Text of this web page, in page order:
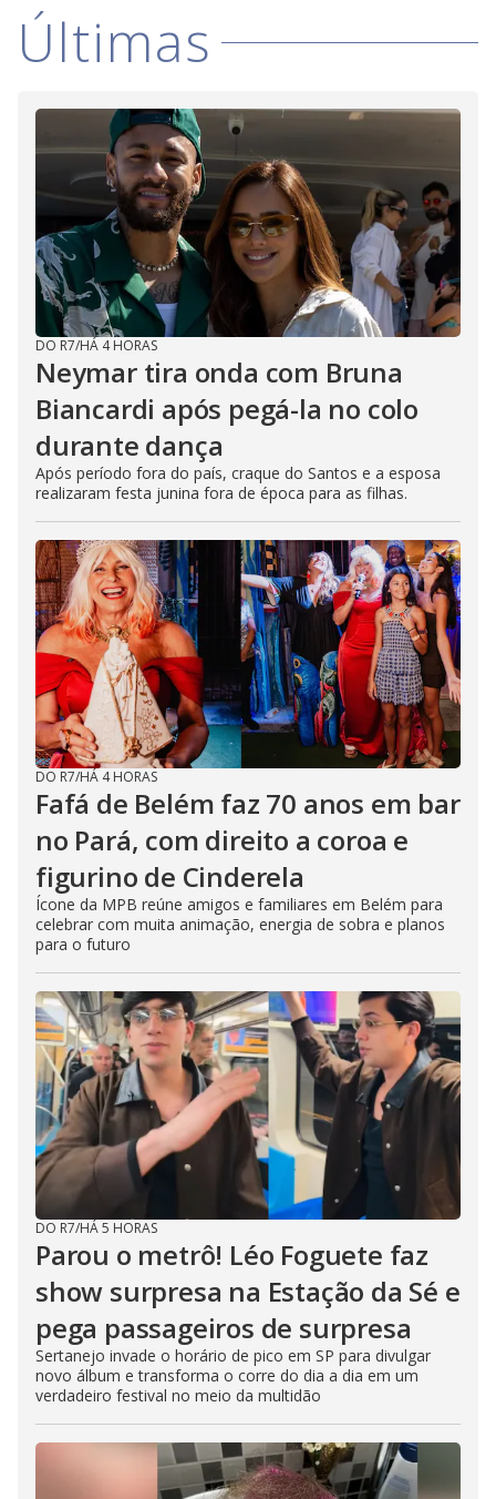
Últimas
DO R7/HÁ 4 HORAS
Neymar tira onda com Bruna
Biancardi após pegá-la no colo
durante dança
Após período fora do país, craque do Santos e a esposa
realizaram festa junina fora de época para as filhas.
DO R7/HÁ 4 HORAS
Fafá de Belém faz 70 anos em bar
no Pará, com direito a coroa e
figurino de Cinderela
Ícone da MPB reúne amigos e familiares em Belém para
celebrar com muita animação, energia de sobra e planos
para o futuro
DO R7/HÁ 5 HORAS
Parou o metrô! Léo Foguete faz
show surpresa na Estação da Sé e
pega passageiros de surpresa
Sertanejo invade o horário de pico em SP para divulgar
novo álbum e transforma o corre do dia a dia em um
verdadeiro festival no meio da multidão